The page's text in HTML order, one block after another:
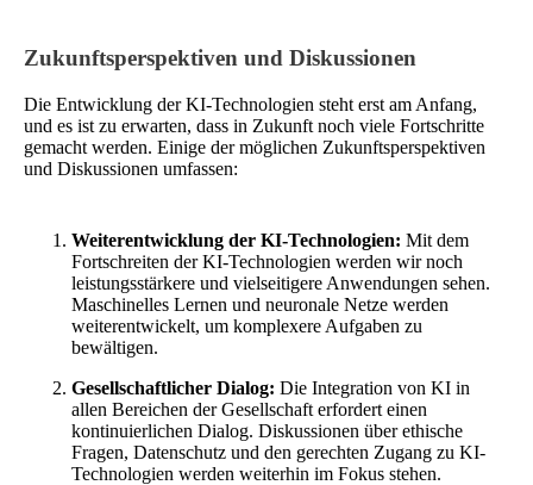
Zukunftsperspektiven und Diskussionen
Die Entwicklung der KI-Technologien steht erst am Anfang,
und es ist zu erwarten, dass in Zukunft noch viele Fortschritte
gemacht werden. Einige der möglichen Zukunftsperspektiven
und Diskussionen umfassen:
Weiterentwicklung der KI-Technologien: Mit dem
Fortschreiten der KI-Technologien werden wir noch
leistungsstärkere und vielseitigere Anwendungen sehen.
Maschinelles Lernen und neuronale Netze werden
weiterentwickelt, um komplexere Aufgaben zu
bewältigen.
Gesellschaftlicher Dialog: Die Integration von KI in
allen Bereichen der Gesellschaft erfordert einen
kontinuierlichen Dialog. Diskussionen über ethische
Fragen, Datenschutz und den gerechten Zugang zu KI-
Technologien werden weiterhin im Fokus stehen.